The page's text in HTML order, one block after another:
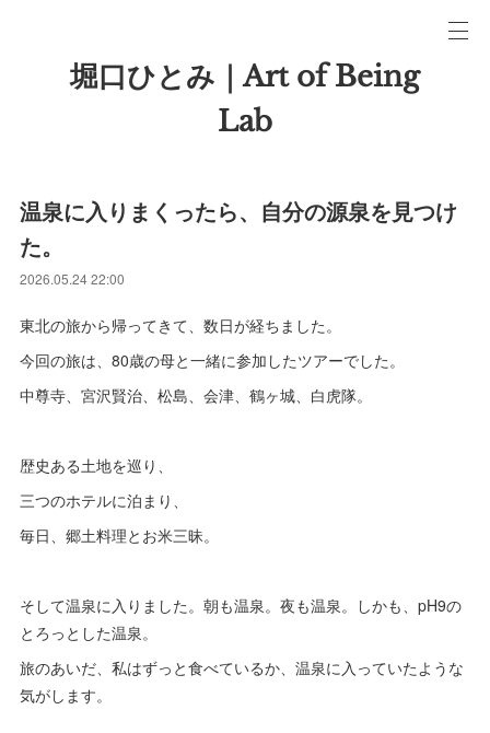
堀口ひとみ｜Art of Being
Lab
温泉に入りまくったら、自分の源泉を見つけ
た。
2026.05.24 22:00
東北の旅から帰ってきて、数日が経ちました。
今回の旅は、80歳の母と一緒に参加したツアーでした。
中尊寺、宮沢賢治、松島、会津、鶴ヶ城、白虎隊。
歴史ある土地を巡り、
三つのホテルに泊まり、
毎日、郷土料理とお米三昧。
そして温泉に入りました。朝も温泉。夜も温泉。しかも、pH9の
とろっとした温泉。
旅のあいだ、私はずっと食べているか、温泉に入っていたような
気がします。